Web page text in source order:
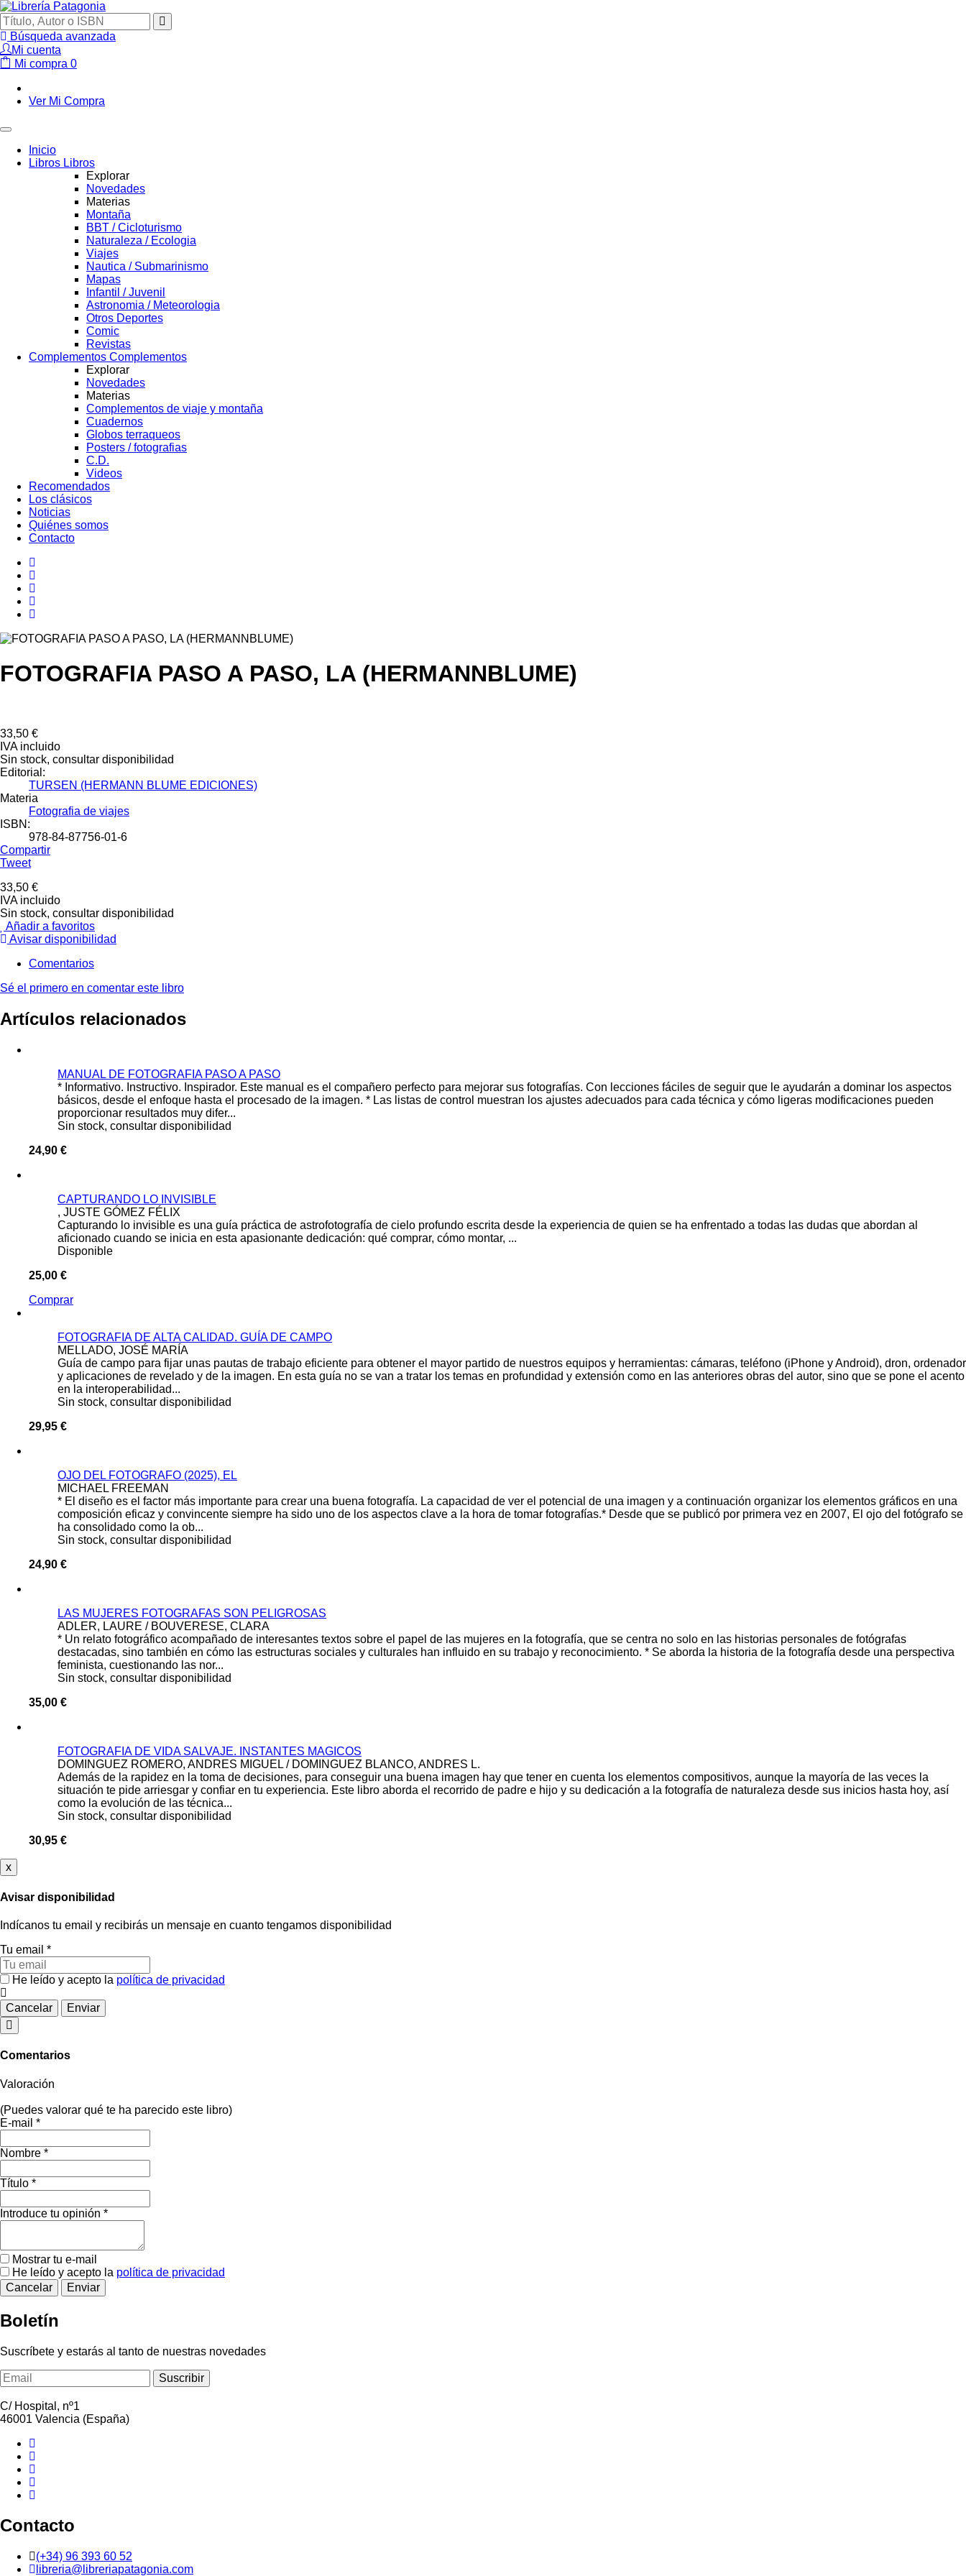
Búsqueda avanzada
Mi cuenta
Mi compra 0
Ver Mi Compra
Inicio
Libros Libros
Explorar
Novedades
Materias
Montaña
BBT / Cicloturismo
Naturaleza / Ecologia
Viajes
Nautica / Submarinismo
Mapas
Infantil / Juvenil
Astronomia / Meteorologia
Otros Deportes
Comic
Revistas
Complementos Complementos
Explorar
Novedades
Materias
Complementos de viaje y montaña
Cuadernos
Globos terraqueos
Posters / fotografias
C.D.
Videos
Recomendados
Los clásicos
Noticias
Quiénes somos
Contacto
FOTOGRAFIA PASO A PASO, LA (HERMANNBLUME)
33,50 €
IVA incluido
Sin stock, consultar disponibilidad
Editorial:
TURSEN (HERMANN BLUME EDICIONES)
Materia
Fotografia de viajes
ISBN:
978-84-87756-01-6
Compartir
Tweet
33,50 €
IVA incluido
Sin stock, consultar disponibilidad
Añadir a favoritos
Avisar disponibilidad
Comentarios
Sé el primero en comentar este libro
Artículos relacionados
MANUAL DE FOTOGRAFIA PASO A PASO
* Informativo. Instructivo. Inspirador. Este manual es el compañero perfecto para mejorar sus fotografías. Con lecciones fáciles de seguir que le ayudarán a dominar los aspectos
básicos, desde el enfoque hasta el procesado de la imagen. * Las listas de control muestran los ajustes adecuados para cada técnica y cómo ligeras modificaciones pueden
proporcionar resultados muy difer...
Sin stock, consultar disponibilidad
24,90 €
CAPTURANDO LO INVISIBLE
, JUSTE GÓMEZ FÉLIX
Capturando lo invisible es una guía práctica de astrofotografía de cielo profundo escrita desde la experiencia de quien se ha enfrentado a todas las dudas que abordan al
aficionado cuando se inicia en esta apasionante dedicación: qué comprar, cómo montar, ...
Disponible
25,00 €
Comprar
FOTOGRAFIA DE ALTA CALIDAD. GUÍA DE CAMPO
MELLADO, JOSÉ MARÍA
Guía de campo para fijar unas pautas de trabajo eficiente para obtener el mayor partido de nuestros equipos y herramientas: cámaras, teléfono (iPhone y Android), dron, ordenador
y aplicaciones de revelado y de la imagen. En esta guía no se van a tratar los temas en profundidad y extensión como en las anteriores obras del autor, sino que se pone el acento
en la interoperabilidad...
Sin stock, consultar disponibilidad
29,95 €
OJO DEL FOTOGRAFO (2025), EL
MICHAEL FREEMAN
* El diseño es el factor más importante para crear una buena fotografía. La capacidad de ver el potencial de una imagen y a continuación organizar los elementos gráficos en una
composición eficaz y convincente siempre ha sido uno de los aspectos clave a la hora de tomar fotografías.* Desde que se publicó por primera vez en 2007, El ojo del fotógrafo se
ha consolidado como la ob...
Sin stock, consultar disponibilidad
24,90 €
LAS MUJERES FOTOGRAFAS SON PELIGROSAS
ADLER, LAURE / BOUVERESE, CLARA
* Un relato fotográfico acompañado de interesantes textos sobre el papel de las mujeres en la fotografía, que se centra no solo en las historias personales de fotógrafas
destacadas, sino también en cómo las estructuras sociales y culturales han influido en su trabajo y reconocimiento. * Se aborda la historia de la fotografía desde una perspectiva
feminista, cuestionando las nor...
Sin stock, consultar disponibilidad
35,00 €
FOTOGRAFIA DE VIDA SALVAJE. INSTANTES MAGICOS
DOMINGUEZ ROMERO, ANDRES MIGUEL / DOMINGUEZ BLANCO, ANDRES L.
Además de la rapidez en la toma de decisiones, para conseguir una buena imagen hay que tener en cuenta los elementos compositivos, aunque la mayoría de las veces la
situación te pide arriesgar y confiar en tu experiencia. Este libro aborda el recorrido de padre e hijo y su dedicación a la fotografía de naturaleza desde sus inicios hasta hoy, así
como la evolución de las técnica...
Sin stock, consultar disponibilidad
30,95 €
x
Avisar disponibilidad
Indícanos tu email y recibirás un mensaje en cuanto tengamos disponibilidad
Tu email *
He leído y acepto la política de privacidad
Cancelar Enviar
Comentarios
Valoración
(Puedes valorar qué te ha parecido este libro)
E-mail *
Nombre *
Título *
Introduce tu opinión *
Mostrar tu e-mail
He leído y acepto la política de privacidad
Cancelar
Enviar
Boletín
Suscríbete y estarás al tanto de nuestras novedades
C/ Hospital, nº1
46001 Valencia (España)
Contacto
(+34) 96 393 60 52
libreria@libreriapatagonia.com